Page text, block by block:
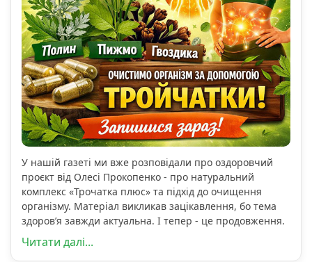
У нашій газеті ми вже розповідали про оздоровчий
проєкт від Олесі Прокопенко - про натуральний
комплекс «Трочатка плюс» та підхід до очищення
організму. Матеріал викликав зацікавлення, бо тема
здоров’я завжди актуальна. І тепер - це продовження.
Читати далі...